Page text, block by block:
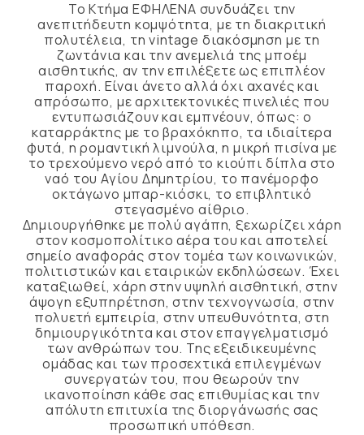
Το Κτήμα ΕΦΗΛΕΝΑ συνδυάζει την
ανεπιτήδευτη κομψότητα, με τη διακριτική
πολυτέλεια, τη vintage διακόσμηση με τη
ζωντάνια και την ανεμελιά της μποέμ
αισθητικής, αν την επιλέξετε ως επιπλέον
παροχή. Είναι άνετο αλλά όχι αχανές και
απρόσωπο, με αρχιτεκτονικές πινελιές που
εντυπωσιάζουν και εμπνέουν, όπως: ο
καταρράκτης με το βραχόκηπο, τα ιδιαίτερα
φυτά, η ρομαντική λιμνούλα, η μικρή πισίνα με
το τρεχούμενο νερό από το κιούπι δίπλα στο
ναό του Αγίου Δημητρίου, το πανέμορφο
οκτάγωνο μπαρ-κιόσκι, το επιβλητικό
στεγασμένο αίθριο.
Δημιουργήθηκε με πολύ αγάπη, ξεχωρίζει χάρη
στον κοσμοπολίτικο αέρα του και αποτελεί
σημείο αναφοράς στον τομέα των κοινωνικών,
πολιτιστικών και εταιρικών εκδηλώσεων. Έχει
καταξιωθεί, χάρη στην υψηλή αισθητική, στην
άψογη εξυπηρέτηση, στην τεχνογνωσία, στην
πολυετή εμπειρία, στην υπευθυνότητα, στη
δημιουργικότητα και στον επαγγελματισμό
των ανθρώπων του. Της εξειδικευμένης
ομάδας και των προσεχτικά επιλεγμένων
συνεργατών του, που θεωρούν την
ικανοποίηση κάθε σας επιθυμίας και την
απόλυτη επιτυχία της διοργάνωσής σας
προσωπική υπόθεση.